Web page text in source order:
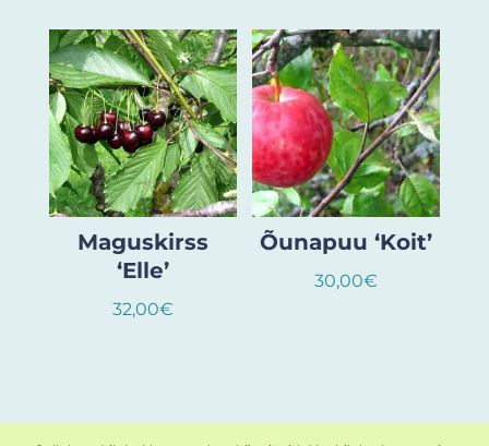
Maguskirss
‘Elle’
32,00€
Õunapuu ‘Koit’
30,00€